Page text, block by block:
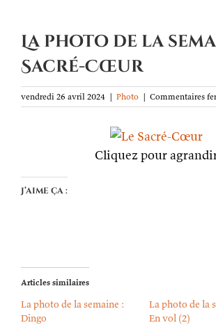
La photo de la
Sacré-Cœur
vendredi 26 avril 2024 | Photo | Commentaires
Cliquez pour
J’aime ça :
Articles similaires
La photo de la semaine :
Dingo
La photo de la
En vol (2)